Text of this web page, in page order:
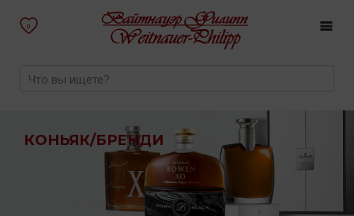
0
КОНЬЯК/БРЕНДИ